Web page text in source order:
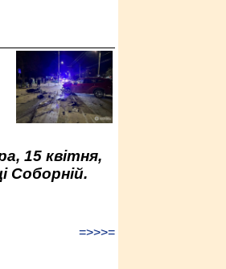
15 квітня,
Соборній.
=>>>=